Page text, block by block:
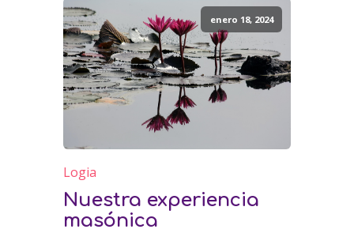
enero 18, 2024
Logia
Nuestra experiencia
masónica